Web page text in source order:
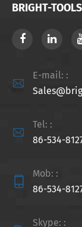
BRIGHT-

E-mail: :

Tel: :
86-534-

Mob: :
86-534-
Skype: :